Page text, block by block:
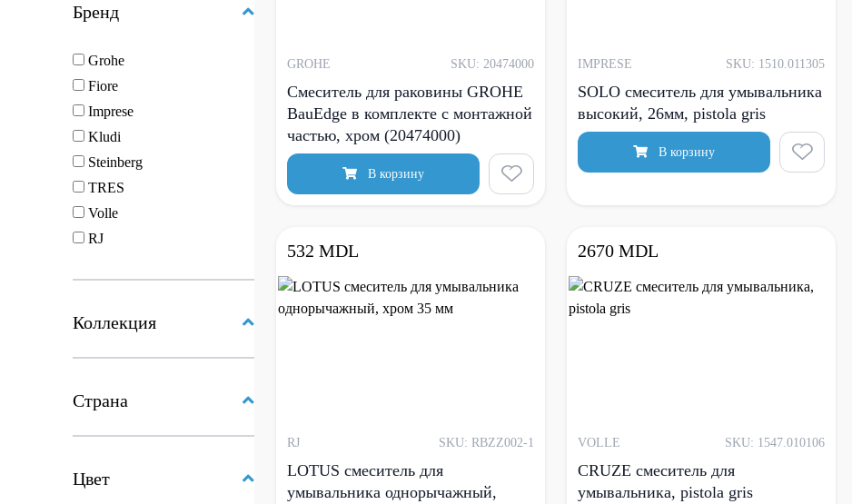
Бренд
Grohe
Fiore
Imprese
Kludi
Steinberg
TRES
Volle
RJ
Коллекция
Страна
Цвет
GROHE SKU: 20474000
Смеситель для раковины GROHE
BauEdge в комплекте с монтажной
частью, хром (20474000)
В корзину
IMPRESE SKU: 1510.011305
SOLO смеситель для умывальника
высокий, 26мм, pistola gris
В корзину
532 MDL
RJ SKU: RBZZ002-1
LOTUS смеситель для
умывальника однорычажный,
2670 MDL
VOLLE SKU: 1547.010106
CRUZE смеситель для
умывальника, pistola gris